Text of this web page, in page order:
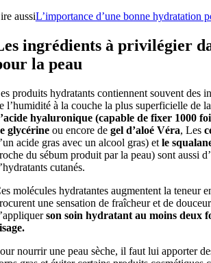
aussiL’importance d’une bonne hydratation
ingrédients à privilégier
la peau
produits hydratants contiennent souvent des
l’humidité à la couche la plus superficielle de
hyaluronique (capable de fixer 1000
glycérineou encore de gel d’aloé Véra, Les
acide gras avec un alcool gras) et le
du sébum produit par la peau) sont aussi
cutanés.
molécules hydratantes augmentent la teneur
une sensation de fraîcheur et de
son soin hydratant au moins deux
nourrir une peau sèche, il faut lui apporter